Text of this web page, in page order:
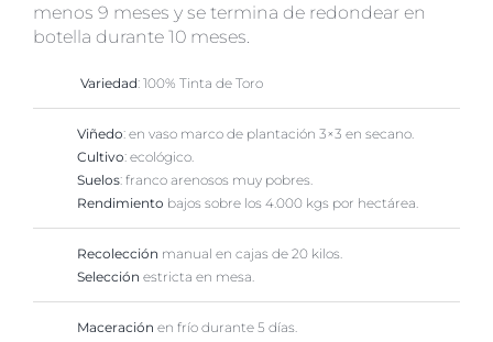
menos 9 meses y se termina de redondear en
botella durante 10 meses.
Variedad: 100% Tinta de Toro
Viñedo: en vaso marco de plantación 3×3 en secano.
Cultivo: ecológico.
Suelos: franco arenosos muy pobres.
Rendimiento bajos sobre los 4.000 kgs por hectárea.
Recolección manual en cajas de 20 kilos.
Selección estricta en mesa.
Maceración en frío durante 5 días.